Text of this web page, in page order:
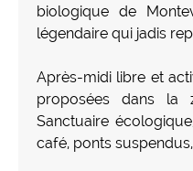
biologique de
légendaire qui jadis
Après-midi libre et
proposées dans
Sanctuaire
café, ponts